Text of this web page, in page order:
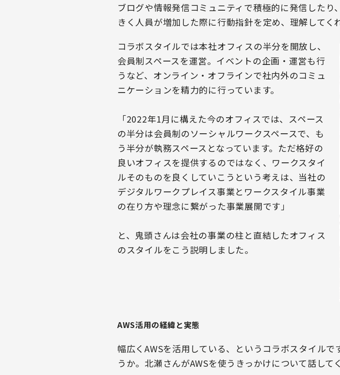
ブログや情報発信コミュニティで積極的に発信した
きく人員が増加した際に行動指針を定め、理解してく
コラボスタイルでは本社オフィスの半分を開放し、
会員制スペースを運営。イベントの企画・運営も行
うなど、オンライン・オフラインで社内外のコミュ
ニケーションを精力的に行っています。
「2022年1月に構えた今のオフィスでは、スペース
の半分は会員制のソーシャルワークスペースで、も
う半分が執務スペースとなっています。ただ格好の
良いオフィスを提供するのではなく、ワークスタイ
ルそのものを良くしていこうという考えは、当社の
デジタルワークプレイス事業とワークスタイル事業
の在り方や理念に繋がった事業展開です」
と、鬼頭さんは会社の事業の柱と直結したオフィス
のスタイルをこう説明しました。
AWS活用の経緯と実態
幅広くAWSを活用している、というコラボスタイル
うか。北瀬さんがAWSを使うきっかけについて話して